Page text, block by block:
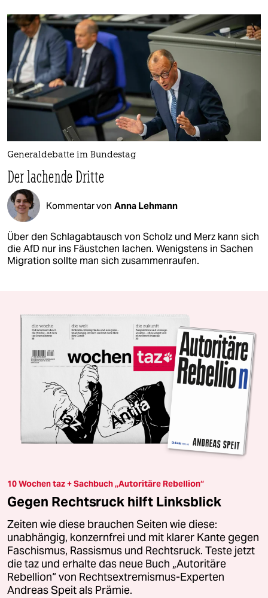
Generaldebatte im Bundestag
Der lachende Dritte
Kommentar von Anna Lehmann
Über den Schlagabtausch von Scholz und Merz kann sich
die AfD nur ins Fäustchen lachen. Wenigstens in Sachen
Migration sollte man sich zusammenraufen.
10 Wochen taz + Sachbuch „Autoritäre Rebellion“
Gegen Rechtsruck hilft Linksblick
Zeiten wie diese brauchen Seiten wie diese:
unabhängig, konzernfrei und mit klarer Kante gegen
Faschismus, Rassismus und Rechtsruck. Teste jetzt
die taz und erhalte das neue Buch „Autoritäre
Rebellion“ von Rechtsextremismus-Experten
Andreas Speit als Prämie.